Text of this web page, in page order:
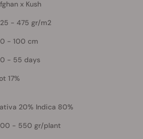
x Kush
- 475 gr/m2
- 100 cm
- 55 days
17%
20% Indica 80%
- 550 gr/plant